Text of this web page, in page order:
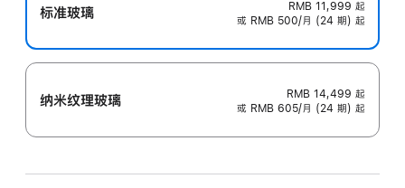
标准玻璃 RMB 11,999 起
或 RMB 500/月 (24 期) 起
纳米纹理玻璃 RMB 14,499 起
或 RMB 605/月 (24 期) 起